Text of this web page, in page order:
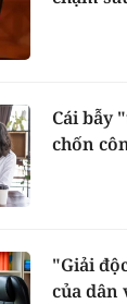
Cái bẫy
chốn
"Giải
của dân